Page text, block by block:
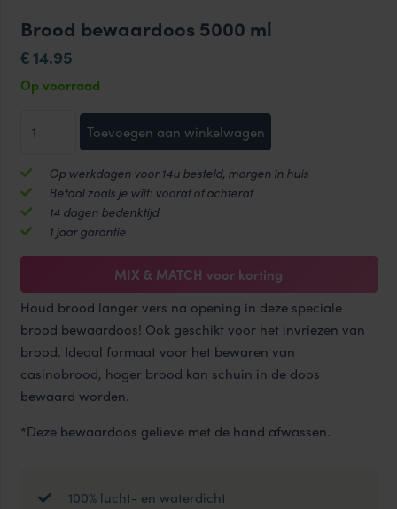
Brood bewaardoos 5000 ml
€14.95
Op voorraad
bewaardoos
5000
ml
aantal
Toevoegen aan winkelwagen
Op werkdagen voor 14u besteld, morgen in huis
Betaal zoals je wilt: vooraf of achteraf
14 dagen bedenktijd
1 jaar garantie
MIX & MATCH voor korting
Houd brood langer vers na opening in deze speciale
brood bewaardoos! Ook geschikt voor het invriezen van
brood. Ideaal formaat voor het bewaren van
casinobrood, hoger brood kan schuin in de doos
bewaard worden.
*Deze bewaardoos gelieve met de hand afwassen.
100% lucht- en waterdicht